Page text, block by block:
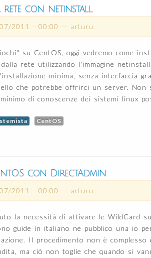
rete con netinstall
2011 - 00:00 -- arturu
su CentOS, oggi vedremo come
rete utilizzando l'immagine
minima, senza interfaccia
che potrebbe offrirci un server. Non
di conoscenze dei sistemi linux
CentOS
con DirectAdmin
2011 - 00:00 -- arturu
la necessità di attivare le WildCard
guide in italiano ne pubblico una io
Il procedimento non è complesso
ma ciò non toglie che quando si